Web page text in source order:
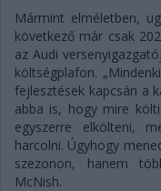
Mármint elméletben,
következő már csak
az Audi
költségplafon.
fejlesztések kapcsán a
abba is, hogy mire
egyszerre elkölteni,
harcolni. Úgyhogy
szezonon, hanem
McNish.